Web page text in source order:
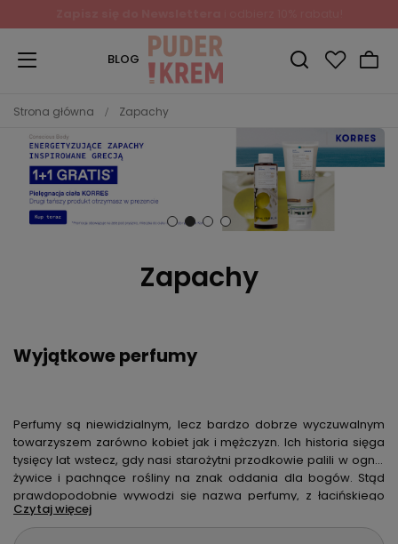
BLOG
Strona główna Zapachy
Zapachy
Wyjątkowe perfumy
Perfumy są niewidzialnym, lecz bardzo dobrze wyczuwalnym
towarzyszem zarówno kobiet jak i mężczyzn. Ich historia sięga
tysięcy lat wstecz, gdy nasi starożytni przodkowie palili w ogniu
żywice i pachnące rośliny na znak oddania dla bogów. Stąd
prawdopodobnie wywodzi się nazwa perfumy, z łacińskiego
„per fumum”, co w dosłownym tłumaczeniu znaczy przez dym.
W sklepie Puder i Krem czekają na Ciebie unikalne zapachy w
Czytaj więcej